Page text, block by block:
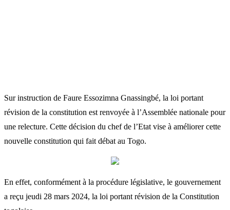
Sur instruction de Faure Essozimna Gnassingbé, la loi portant
révision de la constitution est renvoyée à l’Assemblée nationale pour
une relecture. Cette décision du chef de l’Etat vise à améliorer cette
nouvelle constitution qui fait débat au Togo.
En effet, conformément à la procédure législative, le gouvernement
a reçu jeudi 28 mars 2024, la loi portant révision de la Constitution